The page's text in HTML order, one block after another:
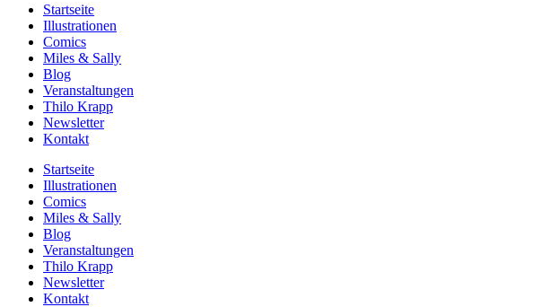
Startseite
Illustrationen
Comics
Miles & Sally
Blog
Veranstaltungen
Thilo Krapp
Newsletter
Kontakt
Startseite
Illustrationen
Comics
Miles & Sally
Blog
Veranstaltungen
Thilo Krapp
Newsletter
Kontakt